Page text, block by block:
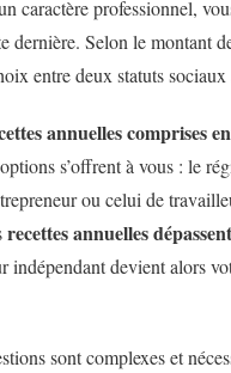
caractère professionnel,
dernière. Selon le montant
entre deux statuts
annuelles comprises
s’offrent à vous : le
ou celui de
recettes annuelles
indépendant devient alors
sont complexes et